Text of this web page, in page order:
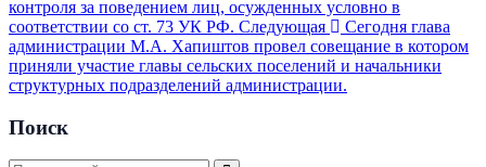
контроля за поведением лиц, осужденных условно в
соответствии со ст. 73 УК РФ. Следующая
Сегодня глава
администрации М.А. Хапиштов провел совещание в котором
приняли участие главы сельских поселений и начальники
структурных подразделений администрации.
Поиск